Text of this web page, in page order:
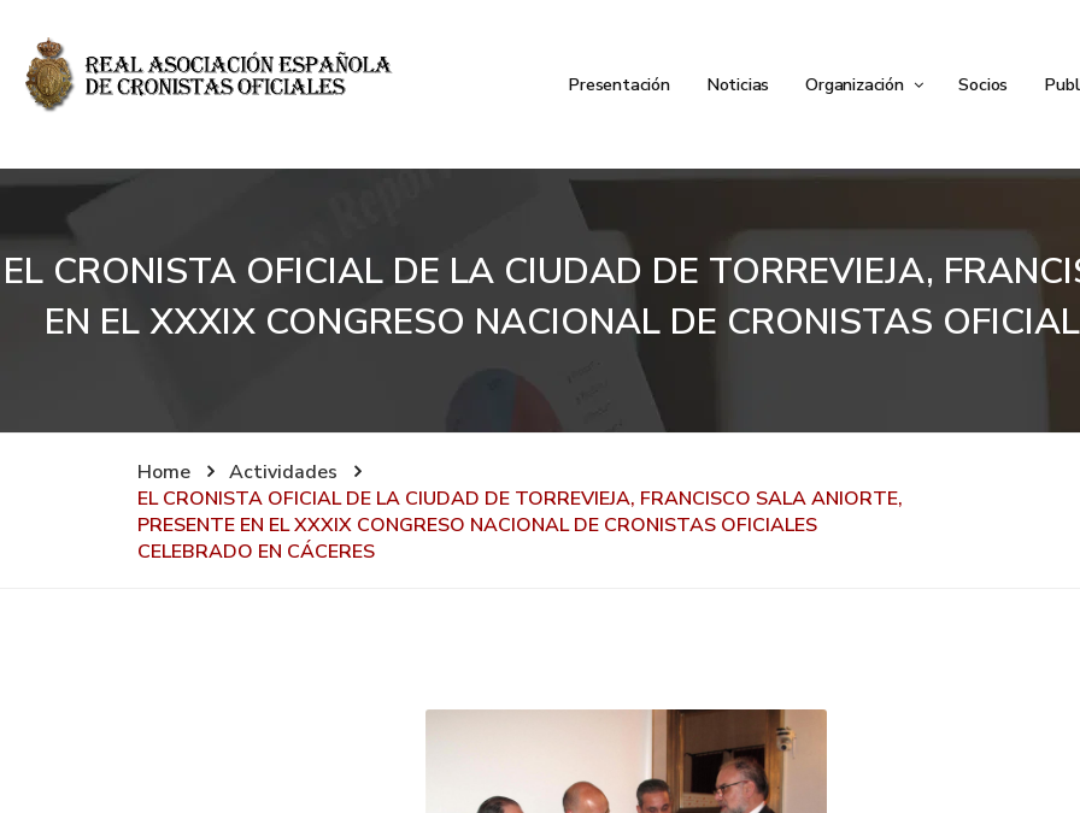
Presentación Noticias Organización Socios
EL CRONISTA OFICIAL DE LA CIUDAD DE TORREVIEJA,
EN EL XXXIX CONGRESO NACIONAL DE CRONISTAS
Home
Actividades
EL CRONISTA OFICIAL DE LA CIUDAD DE TORREVIEJA, FRANCISCO SALA ANIORTE,
PRESENTE EN EL XXXIX CONGRESO NACIONAL DE CRONISTAS OFICIALES
CELEBRADO EN CÁCERES